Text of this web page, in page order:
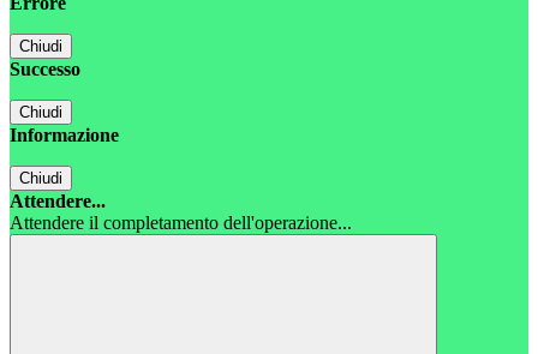
Chiudi
Successo
Chiudi
Informazione
Chiudi
Attendere...
Attendere il completamento dell'operazione...